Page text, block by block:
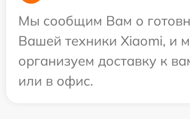
Мы сообщим Вам о
Вашей техники Xiaomi, и
организуем доставку к
или в офис.